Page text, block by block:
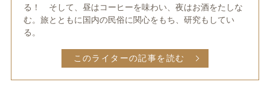
る！ そして、昼はコーヒーを味わい、夜はお酒をたしな
む。旅とともに国内の民俗に関心をもち、研究もしてい
る。
このライターの記事を読む